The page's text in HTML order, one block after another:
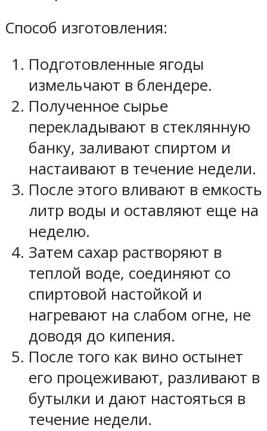
Способ изготовления:
Подготовленные ягоды
измельчают в блендере.
Полученное сырье
перекладывают в стеклянную
банку, заливают спиртом и
настаивают в течение недели.
После этого вливают в емкость
литр воды и оставляют еще на
неделю.
Затем сахар растворяют в
теплой воде, соединяют со
спиртовой настойкой и
нагревают на слабом огне, не
доводя до кипения.
После того как вино остынет
его процеживают, разливают в
бутылки и дают настояться в
течение недели.